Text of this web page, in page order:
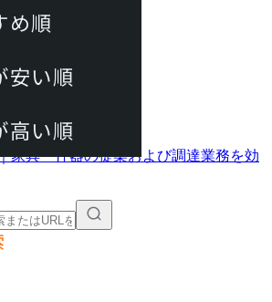
アル
をカートに追加
め順
安い順
高い順